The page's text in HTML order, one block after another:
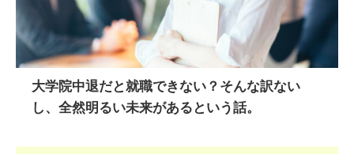
大学院中退だと就職できない？そんな訳ない
し、全然明るい未来があるという話。